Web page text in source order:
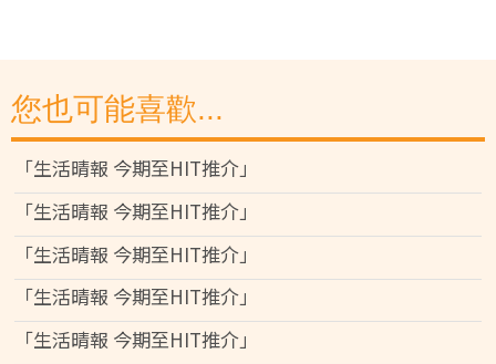
您也可能喜歡...
「生活晴報 今期至HIT推介」
「生活晴報 今期至HIT推介」
「生活晴報 今期至HIT推介」
「生活晴報 今期至HIT推介」
「生活晴報 今期至HIT推介」